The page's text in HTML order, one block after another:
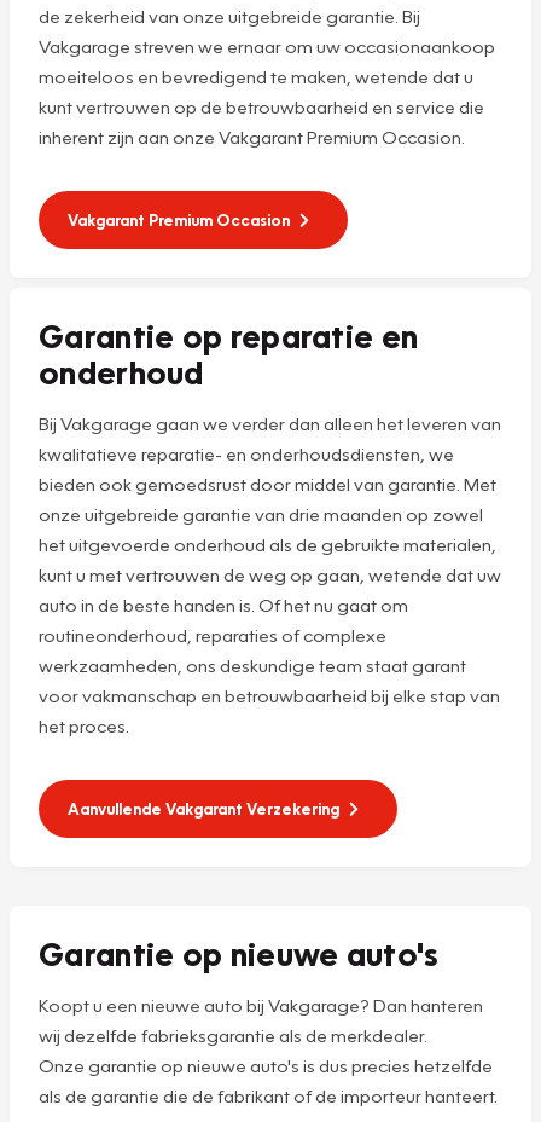
de zekerheid van onze uitgebreide garantie. Bij
Vakgarage streven we ernaar om uw occasionaankoop
moeiteloos en bevredigend te maken, wetende dat u
kunt vertrouwen op de betrouwbaarheid en service die
inherent zijn aan onze Vakgarant Premium Occasion.
Vakgarant Premium Occasion
Garantie op reparatie en
onderhoud
Bij Vakgarage gaan we verder dan alleen het leveren van
kwalitatieve reparatie- en onderhoudsdiensten, we
bieden ook gemoedsrust door middel van garantie. Met
onze uitgebreide garantie van drie maanden op zowel
het uitgevoerde onderhoud als de gebruikte materialen,
kunt u met vertrouwen de weg op gaan, wetende dat uw
auto in de beste handen is. Of het nu gaat om
routineonderhoud, reparaties of complexe
werkzaamheden, ons deskundige team staat garant
voor vakmanschap en betrouwbaarheid bij elke stap van
het proces.
Aanvullende Vakgarant Verzekering
Garantie op nieuwe auto's
Koopt u een nieuwe auto bij Vakgarage? Dan hanteren
wij dezelfde fabrieksgarantie als de merkdealer.
Onze garantie op nieuwe auto's is dus precies hetzelfde
als de garantie die de fabrikant of de importeur hanteert.